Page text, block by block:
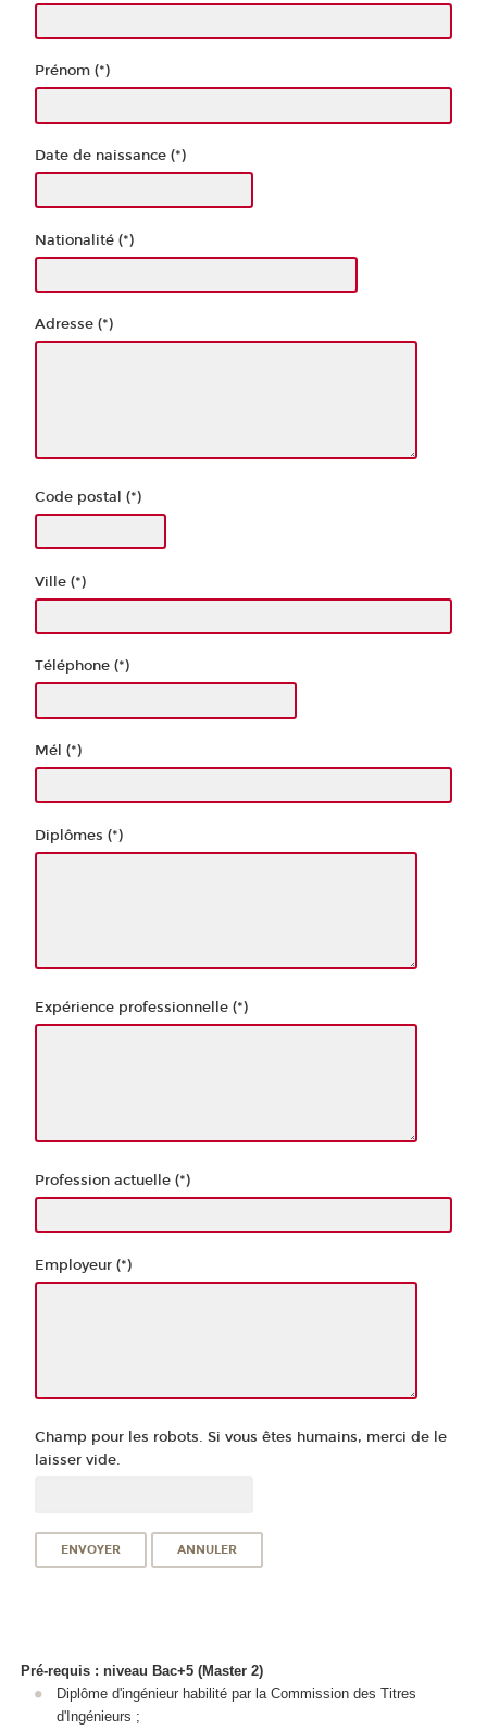
Prénom (*)
Date de naissance (*)
Nationalité (*)
Adresse (*)
Code postal (*)
Ville (*)
Téléphone (*)
Mél (*)
Diplômes (*)
Expérience professionnelle (*)
Profession actuelle (*)
Employeur (*)
Champ pour les robots. Si vous êtes humains, merci de le
laisser vide.
Pré-requis : niveau Bac+5 (Master 2)
Diplôme d'ingénieur habilité par la Commission des Titres
d'Ingénieurs ;